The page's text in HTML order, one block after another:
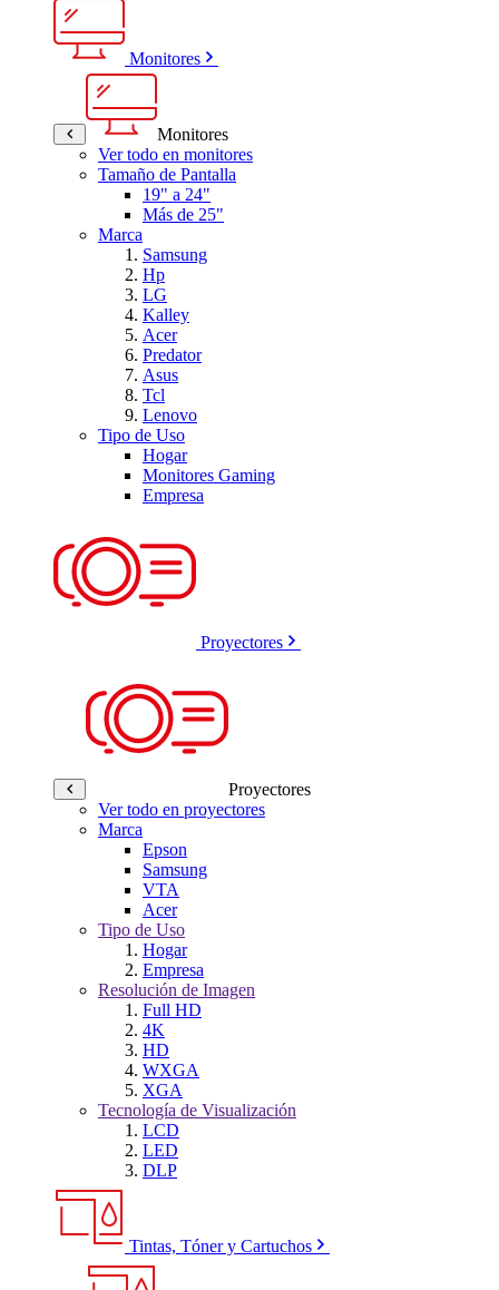
Monitores
Monitores
Ver todo en monitores
Tamaño de Pantalla
19" a 24"
Más de 25"
Marca
Samsung
Hp
LG
Kalley
Acer
Predator
Asus
Tcl
Lenovo
Tipo de Uso
Hogar
Monitores Gaming
Empresa
Proyectores
Proyectores
Ver todo en proyectores
Marca
Epson
Samsung
VTA
Acer
Tipo de Uso
Hogar
Empresa
Resolución de Imagen
Full HD
4K
HD
WXGA
XGA
Tecnología de Visualización
LCD
LED
DLP
Tintas, Tóner y Cartuchos